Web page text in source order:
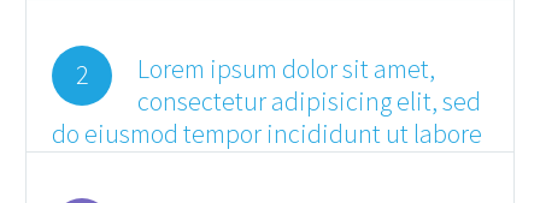
2
Lorem ipsum dolor sit amet,
consectetur adipisicing elit, sed
do eiusmod tempor incididunt ut labore